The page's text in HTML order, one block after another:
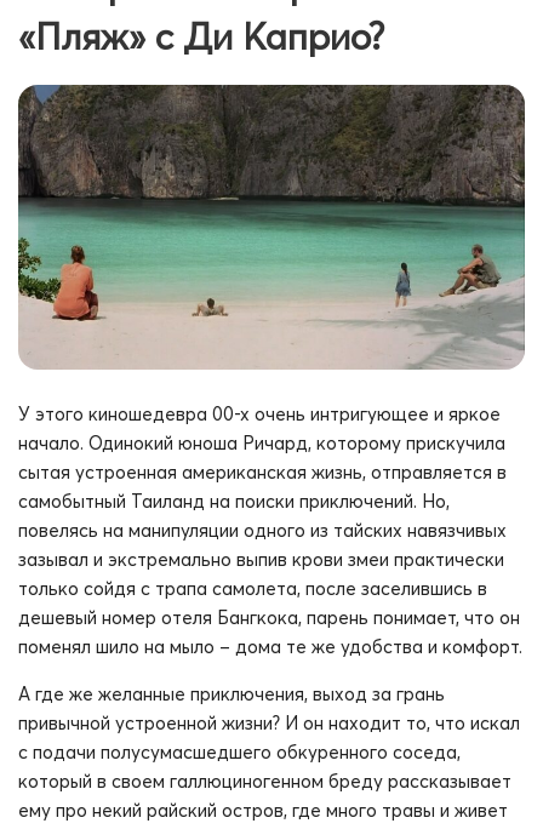
«Пляж» с Ди Каприо?
У этого киношедевра 00-х очень интригующее и яркое
начало. Одинокий юноша Ричард, которому прискучила
сытая устроенная американская жизнь, отправляется в
самобытный Таиланд на поиски приключений. Но,
повелясь на манипуляции одного из тайских навязчивых
зазывал и экстремально выпив крови змеи практически
только сойдя с трапа самолета, после заселившись в
дешевый номер отеля Бангкока, парень понимает, что он
поменял шило на мыло – дома те же удобства и комфорт.
А где же желанные приключения, выход за грань
привычной устроенной жизни? И он находит то, что искал
с подачи полусумасшедшего обкуренного соседа,
который в своем галлюциногенном бреду рассказывает
ему про некий райский остров, где много травы и живет